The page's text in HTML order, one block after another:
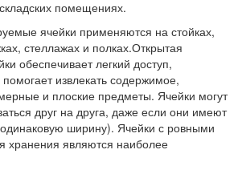
помещениях.
ячейки применяются на стойках,
стеллажах и полках.Открытая
обеспечивает легкий доступ,
извлекать содержимое,
и плоские предметы. Ячейки могут
друг на друга, даже если они имеют
ширину). Ячейки с ровными
хранения являются наиболее